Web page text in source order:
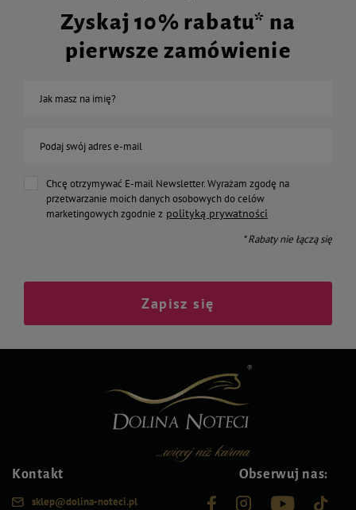
Zyskaj 10% rabatu* na
pierwsze zamówienie
Jak masz na imię?
Podaj swój adres e-mail
Chcę otrzymywać E-mail Newsletter. Wyrażam zgodę na
przetwarzanie moich danych osobowych do celów
marketingowych zgodnie z polityką prywatności
* Rabaty nie łączą się
Zapisz się
Kontakt
sklep@dolina-noteci.pl
Obserwuj nas: